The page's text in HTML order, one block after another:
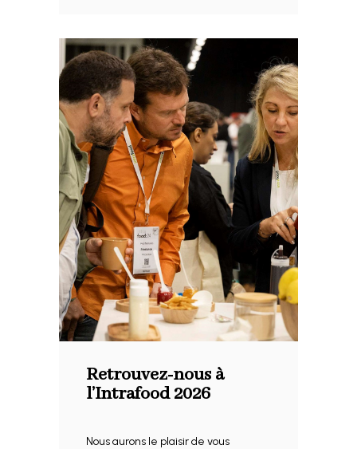
Retrouvez-nous à
l’Intrafood 2026
Nous aurons le plaisir de vous